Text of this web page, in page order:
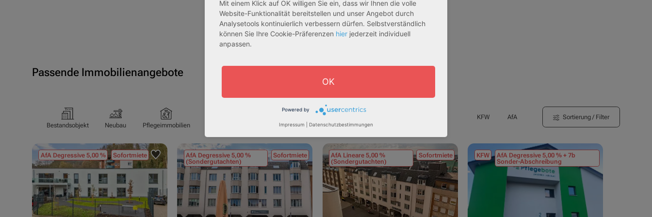
Passende Immobilienangebote
Bestandsobjekt Neubau Pflegeimmobilien Senioren-/Betreutes Wohnen
KFW AfA Sortierung / Filter
AfA Degressive 5,00 % Sofortmiete
AfA Degressive 5,00 %
(Sondergutachten)
Sofortmiete
AfA Lineare 5,00 %
(Sondergutachten)
Sofortmiete KFW
AfA Degressive 5,00 % + 7b
Sonder-Abschreibung
Mit einem Klick auf OK willigen Sie ein, dass wir Ihnen die volle
Website-Funktionalität bereitstellen und unser Angebot durch
Analysetools kontinuierlich verbessern dürfen. Selbstverständlich
können Sie Ihre Cookie-Präferenzen hier jederzeit individuell
anpassen.
OK
Powered by
Impressum Datenschutzbestimmungen